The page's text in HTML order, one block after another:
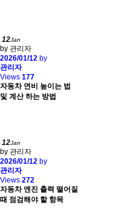
12Jan
by 관리자
2026/01/12 by
관리자
Views 177
자동차 연비 높이는 법
및 계산 하는 방법
12Jan
by 관리자
2026/01/12 by
관리자
Views 272
자동차 엔진 출력 떨어질
때 점검해야 할 항목